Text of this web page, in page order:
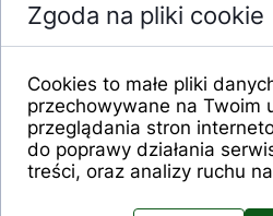
Zgoda na pliki cookie
Cookies to małe pliki
przechowywane na Twoim
przeglądania stron
do poprawy działania
treści, oraz analizy ruchu